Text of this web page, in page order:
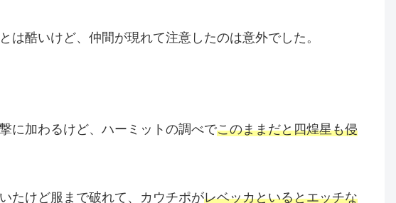
は酷いけど、仲間が現れて注意したのは意外でした。
に加わるけど、ハーミットの調べでこのままだと四煌星も侵
たけど服まで破れて、カウチポがレベッカといるとエッチな